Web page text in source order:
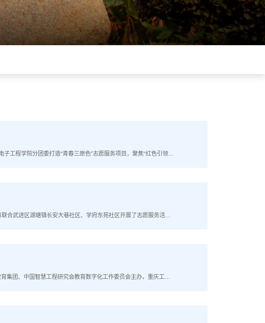
工程学院分团委打造“青春三原色”志愿服务项目，聚焦“红色引领、
合武进区湖塘镇长安大巷社区、学府东苑社区开展了志愿服务活动
集团、中国智慧工程研究会教育数字化工作委员会主办，重庆工业